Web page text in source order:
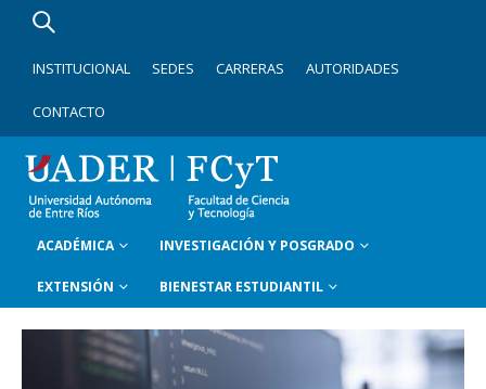
INSTITUCIONAL SEDES CARRERAS AUTORIDADES
CONTACTO
ACADÉMICA INVESTIGACIÓN Y POSGRADO
EXTENSIÓN BIENESTAR ESTUDIANTIL